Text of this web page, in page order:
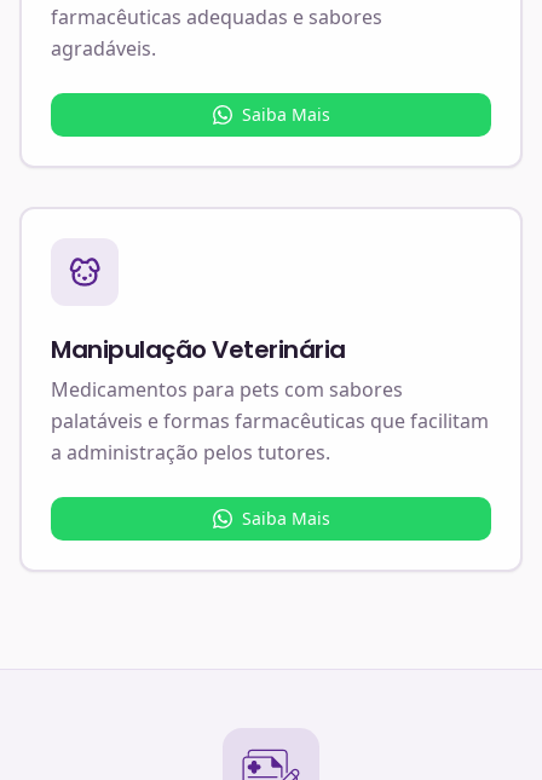
farmacêuticas adequadas e sabores
agradáveis.
Saiba Mais
Manipulação Veterinária
Medicamentos para pets com sabores
palatáveis e formas farmacêuticas que facilitam
a administração pelos tutores.
Saiba Mais